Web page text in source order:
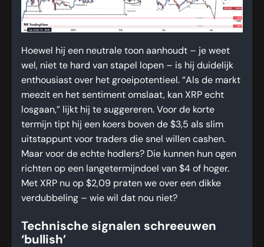
Hoewel hij een neutrale toon aanhoudt – je weet
wel, niet te hard van stapel lopen – is hij duidelijk
enthousiast over het groeipotentieel. “Als de markt
meezit en het sentiment omslaat, kan XRP echt
losgaan,” lijkt hij te suggereren. Voor de korte
termijn tipt hij een koers boven de $3,5 als slim
uitstappunt voor traders die snel willen cashen.
Maar voor de echte hodlers? Die kunnen hun ogen
richten op een langetermijndoel van $4 of hoger.
Met XRP nu op $2,09 praten we over een dikke
verdubbeling – wie wil dat nou niet?
Technische signalen schreeuwen
‘bullish’